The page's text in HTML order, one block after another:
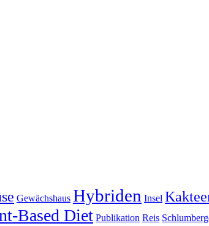
Gewächshaus Hybriden Insel
Based Diet Publikation Reis